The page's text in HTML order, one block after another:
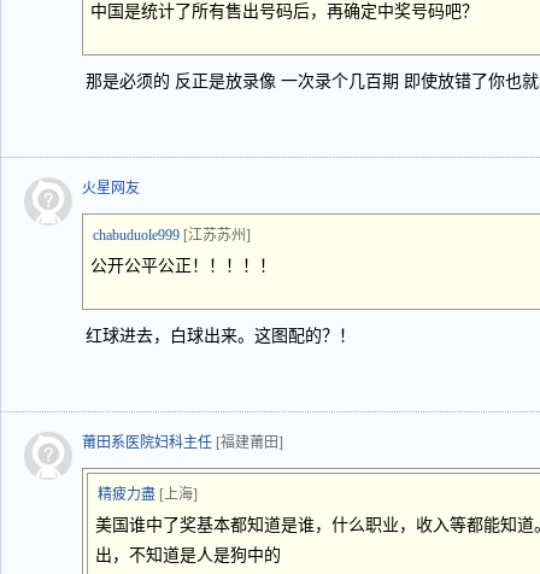
中国是统计了所有售出号码后，再确定中奖号码吧？
那是必须的 反正是放录像 一次录个几百期 即使放错了你也
火星网友
chabuduole999 [江苏苏州]
公开公平公正！！！！！
红球进去，白球出来。这图配的？！
莆田系医院妇科主任 [福建莆田]
精疲力盡 [上海]
美国谁中了奖基本都知道是谁，什么职业，收入等都能知
出，不知道是人是狗中的